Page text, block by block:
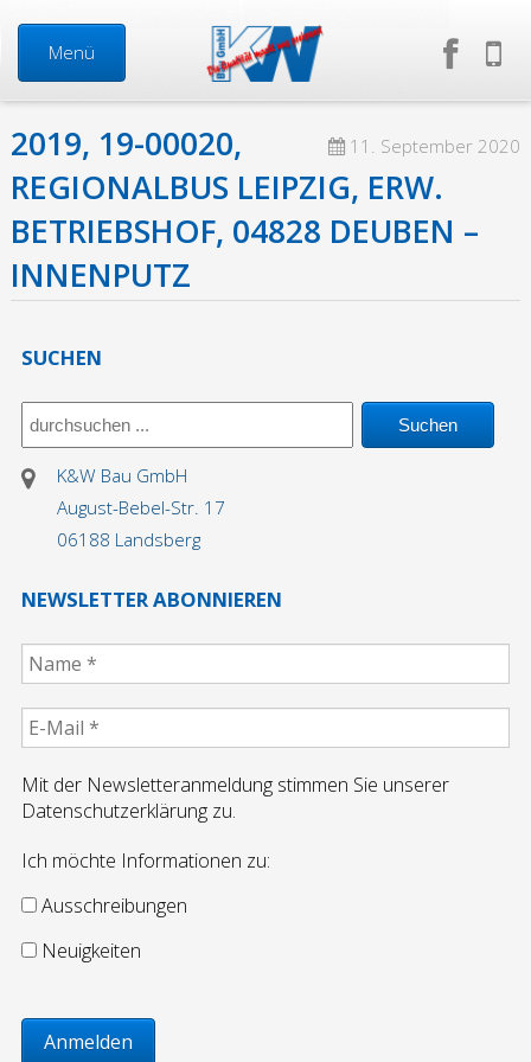
Start
Neuigkeiten
Über uns
Geschäftsführung
Firma in Zahlen
Jobbörse
Ausschreibungen
Referenzen
Referenzen Putzarbeiten
Referenzen WDVS
Referenzen Maurerarbeiten/Komplextätigkeiten
Menü
11. September 2020
2019, 19-00020,
REGIONALBUS LEIPZIG, ERW.
BETRIEBSHOF, 04828 DEUBEN –
INNENPUTZ
SUCHEN
K&W Bau GmbH
August-Bebel-Str. 17
06188 Landsberg
NEWSLETTER ABONNIEREN
Mit der Newsletteranmeldung stimmen Sie unserer
Datenschutzerklärung zu.
Ich möchte Informationen zu:
Ausschreibungen
Neuigkeiten